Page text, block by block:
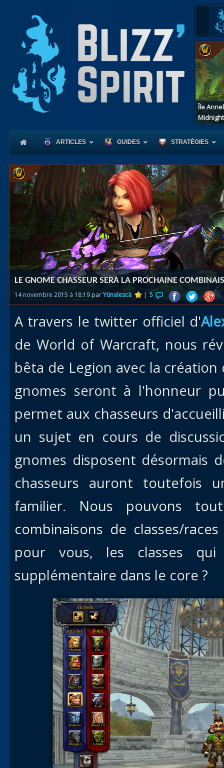
Île
Midnight
ARTICLES GUIDES
Coeur
Races
alliées
des îles
le vol
Uldum
Val
STRATÉGIES
LE GNOME CHASSEUR SERA LA PROCHAINE
14 novembre 2015 à 18:19 parYünalescä | 5
A travers le twitter officiel d'
de World of Warcraft, nous
bêta de Legion avec la
gnomes seront à l'honneur
permet aux chasseurs
un sujet en cours de
gnomes disposent désormais
chasseurs auront toutefois
familier. Nous pouvons
combinaisons de classes/
pour vous, les classes
supplémentaire dans le core ?